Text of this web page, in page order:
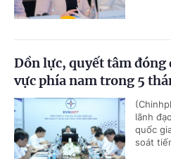
Dồn lực, quyết tâm đóng
vực phía nam trong 5
lãnh
quốc
soát